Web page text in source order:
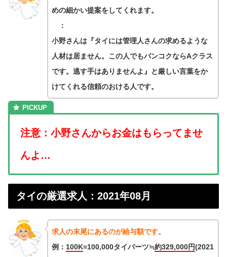
めの細かい提案をしてくれます。
：
小野さんは『タイには管理人さんの求めるような
人材は居ません。この人でもバンコクならAクラス
です。逃す手はありませんよ』と厳しい言葉をか
けてくれる信頼のおける人です。
注意： 小野さんからお金はもらってませ
んよ…
タイの厳選求人：2021年08月
求人の末尾にあるのが給与額です。
例： 100K=100,000タイバーツ≒約329,000円(2021